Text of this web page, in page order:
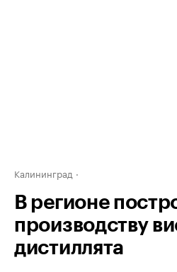
Калининград
В регионе
производству
дистиллята